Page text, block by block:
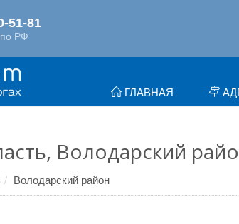
ГЛАВНАЯ
Володарский
Володарский район